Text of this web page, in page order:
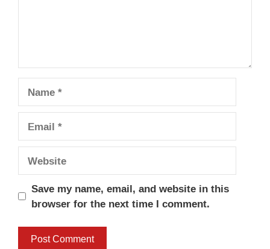
Name
Email
Website
Save my name, email, and website in this
browser for the next time I comment.